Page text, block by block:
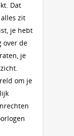
Dat
zit
je hebt
over de
je
om je